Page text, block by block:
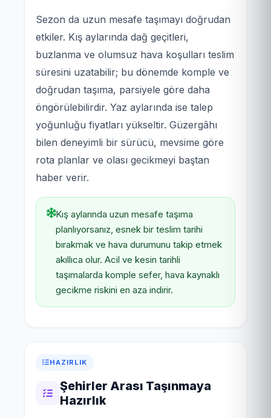
Sezon da uzun mesafe taşımayı doğrudan
etkiler. Kış aylarında dağ geçitleri,
buzlanma ve olumsuz hava koşulları teslim
süresini uzatabilir; bu dönemde komple ve
doğrudan taşıma, parsiyele göre daha
öngörülebilirdir. Yaz aylarında ise talep
yoğunluğu fiyatları yükseltir. Güzergâhı
bilen deneyimli bir sürücü, mevsime göre
rota planlar ve olası gecikmeyi baştan
haber verir.
Kış aylarında uzun mesafe taşıma
planlıyorsanız, esnek bir teslim tarihi
bırakmak ve hava durumunu takip etmek
akıllıca olur. Acil ve kesin tarihli
taşımalarda komple sefer, hava kaynaklı
gecikme riskini en aza indirir.
HAZIRLIK
Şehirler Arası Taşınmaya
Hazırlık